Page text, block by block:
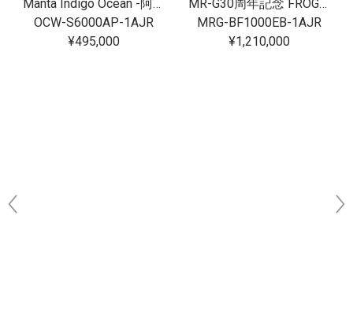
Manta Indigo Ocean -阿波藍-
OCW-S6000AP-1AJR
¥495,000
MR-G30周年記念 FROGMAN[完売]
MRG-BF1000EB-1AJR
¥1,210,000